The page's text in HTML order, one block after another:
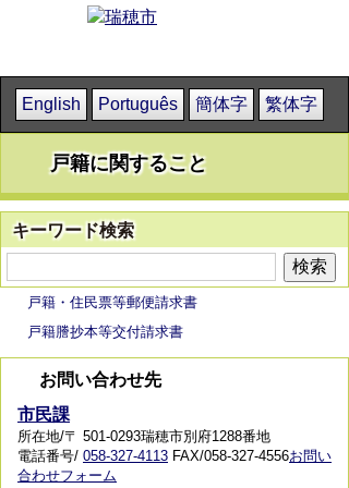
English Português 簡体字 繁体字
戸籍に関すること
キーワード検索
戸籍・住民票等郵便請求書
戸籍謄抄本等交付請求書
お問い合わせ先
市民課
所在地/〒 501-0293瑞穂市別府1288番地
電話番号/ 058-327-4113 FAX/058-327-4556お問い
合わせフォーム